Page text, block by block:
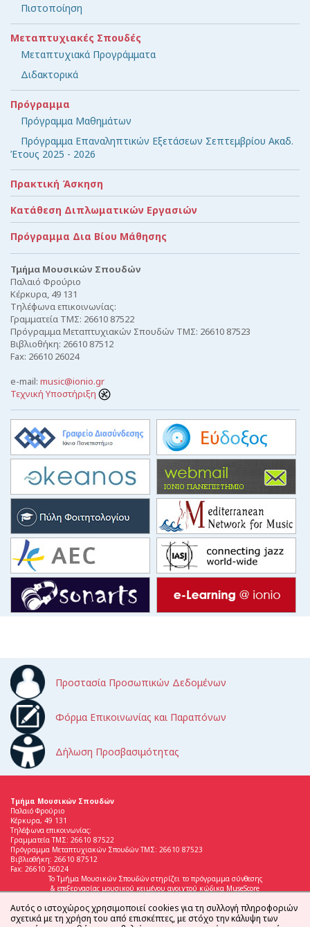
Πιστοποίηση
Μεταπτυχιακές Σπουδές
Μεταπτυχιακά Προγράμματα
Διδακτορικά
Πρόγραμμα
Πρόγραμμα Μαθημάτων
Πρόγραμμα Επαναληπτικών Εξετάσεων Σεπτεμβρίου Ακαδ.
Έτους 2025 - 2026
Πρακτική Άσκηση
Κατάθεση Διπλωματικών Εργασιών
Πρόγραμμα Δια Βίου Μάθησης
Τμήμα Μουσικών Σπουδών
Παλαιό Φρούριο
Κέρκυρα, 49 131
Τηλέφωνα επικοινωνίας:
Γραμματεία ΤΜΣ: 26610 87522
Πρόγραμμα Μεταπτυχιακών Σπουδών ΤΜΣ: 26610 87523
Βιβλιοθήκη: 26610 87512
Fax: 26610 26024
e-mail: music@ionio.gr
Τεχνική Υποστήριξη
Προστασία Προσωπικών Δεδομένων
Φόρμα Επικοινωνίας και Παραπόνων
Δήλωση Προσβασιμότητας
Τμήμα Μουσικών Σπουδών
Παλαιό Φρούριο
Κέρκυρα, 49 131
Τηλέφωνα επικοινωνίας:
Γραμματεία ΤΜΣ: 26610 87522
Πρόγραμμα Μεταπτυχιακών Σπουδών ΤΜΣ: 26610 87523
Βιβλιοθήκη: 26610 87512
Fax: 26610 26024
Το Τμήμα Μουσικών Σπουδών στηρίζει το πρόγραμμα σύνθεσης
& επεξεργασίας μουσικού κειμένου ανοιχτού κώδικα MuseScore
Αυτός ο ιστοχώρος χρησιμοποιεί cookies για τη συλλογή πληροφοριών
σχετικά με τη χρήση του από επισκέπτες, με στόχο την κάλυψη των